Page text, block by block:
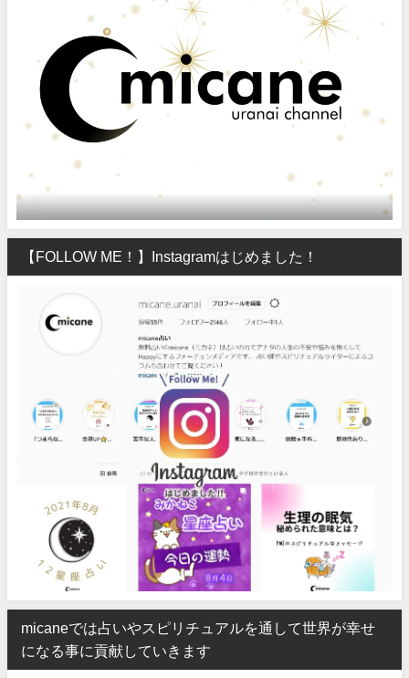
【FOLLOW ME！】Instagramはじめました！
micaneでは占いやスピリチュアルを通して世界が幸せ
になる事に貢献していきます